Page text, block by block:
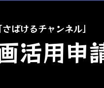
ばけるチャンネル」
活用申